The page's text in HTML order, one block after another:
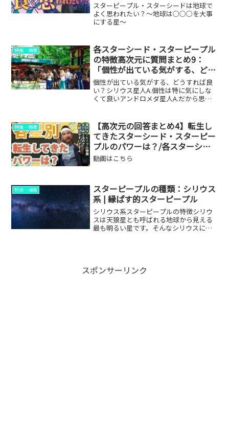
スターピープル・スターシードは地球で
よく思われたい？～地球は○○○を大事
にする星～
特徴・種類
各スターシード・スターピープル
の特徴高次元に質問まとめ9：
「個性が出ている気がする、どう
すれば良い？」
個性が出ている気がする、どうすれば良
い？シリウス星人A.個性は特に気にしな
くて良いアンドロメダ星人A.だから思う
A.最初の答えと一緒だ、感情に飲み込ま
れるな、そして放...
特徴・種類
【高次元の回答まとめ4】転生し
てきたスターシード・スターピー
プルのパワーは？/各スターシー
ド・スターピープルの特徴
動画はこちら
特徴・種類
スターピープルの種類：シリウス
系 | 縁ぱす的スターピープル
シリウス系スターピープルの特徴シリウ
スは天狼星とも呼ばれる地球から見える
最も明るい星です。そんなシリウスにル
スポンサーリンク